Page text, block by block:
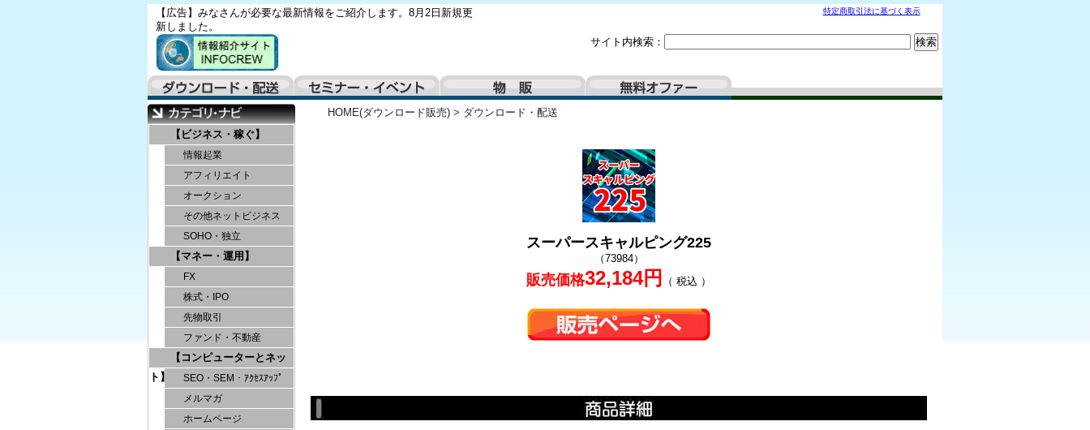
特定商取引法に基づく表示
【広告】みなさんが必要な最新情報をご紹介します。8月2日新規更
新しました。
サイト内検索：
【ビジネス・稼ぐ】
情報起業
アフィリエイト
オークション
その他ネットビジネス
SOHO・独立
【マネー・運用】
FX
株式・IPO
先物取引
ファンド・不動産
【コンピューターとネッ
ト】
SEO・SEM・ｱｸｾｽｱｯﾌﾟ
メルマガ
ホームページ
HOME(ダウンロード販売) > ダウンロード・配送
スーパースキャルピング225
（73984）
販売価格32,184円 （ 税込 ）